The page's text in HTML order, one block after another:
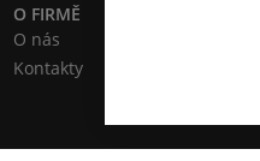
O FIRMĚ
O nás
Kontakty